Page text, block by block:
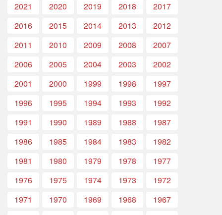
2021
2020 2019 2018
2017
2016
2015 2014 2013
2012
2011
2010 2009 2008
2007
2006
2005 2004 2003
2002
2001
2000 1999 1998
1997
1996
1995 1994 1993
1992
1991
1990 1989 1988
1987
1986
1985 1984 1983
1982
1981
1980 1979 1978
1977
1976
1975 1974 1973
1972
1971
1970 1969 1968
1967